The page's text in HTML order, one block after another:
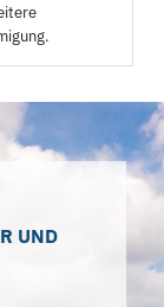
UND